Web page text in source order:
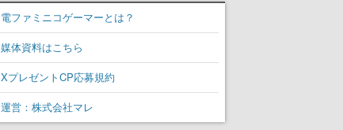
電ファミニコゲーマーとは？
媒体資料はこちら
XプレゼントCP応募規約
運営：株式会社マレ